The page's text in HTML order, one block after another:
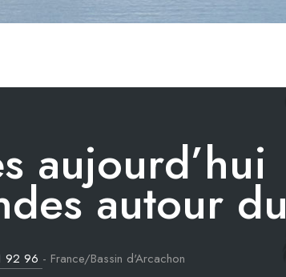
aujourd’hui
autour du
92 96 - France/Bassin d'Arcachon